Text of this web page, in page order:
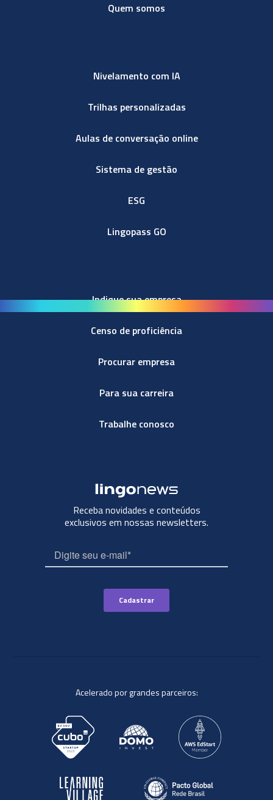
Quem somos
Nivelamento com IA
Trilhas personalizadas
Aulas de conversação online
Sistema de gestão
ESG
Lingopass GO
Indique sua empresa
Censo de proficiência
Procurar empresa
Para sua carreira
Trabalhe conosco
Receba novidades e conteúdos
exclusivos em nossas newsletters.
Acelerado por grandes parceiros: